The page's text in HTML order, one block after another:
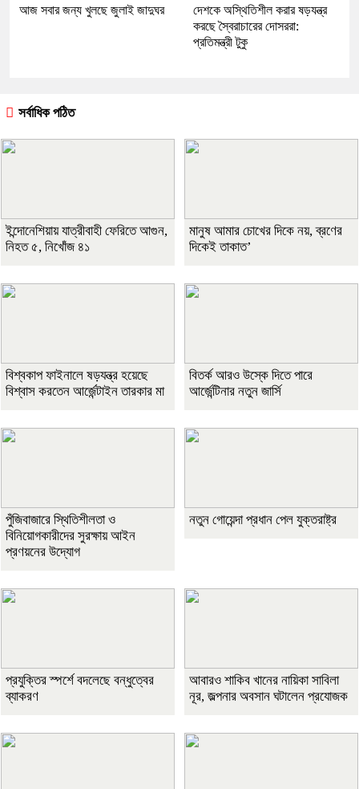
আজ সবার জন্য খুলছে জুলাই জাদুঘর
দেশকে অস্থিতিশীল করার ষড়যন্ত্র
করছে স্বৈরাচারের দোসররা:
প্রতিমন্ত্রী টুকু
সর্বাধিক পঠিত
ইন্দোনেশিয়ায় যাত্রীবাহী ফেরিতে আগুন,
নিহত ৫, নিখোঁজ ৪১
মানুষ আমার চোখের দিকে নয়, ব্রণের
দিকেই তাকাত’
বিশ্বকাপ ফাইনালে ষড়যন্ত্র হয়েছে
বিশ্বাস করতেন আর্জেন্টাইন তারকার মা
বিতর্ক আরও উস্কে দিতে পারে
আর্জেন্টিনার নতুন জার্সি
পুঁজিবাজারে স্থিতিশীলতা ও
বিনিয়োগকারীদের সুরক্ষায় আইন
প্রণয়নের উদ্যোগ
নতুন গোয়েন্দা প্রধান পেল যুক্তরাষ্ট্র
প্রযুক্তির স্পর্শে বদলেছে বন্ধুত্বের
ব্যাকরণ
আবারও শাকিব খানের নায়িকা সাবিলা
নূর, জল্পনার অবসান ঘটালেন প্রযোজক